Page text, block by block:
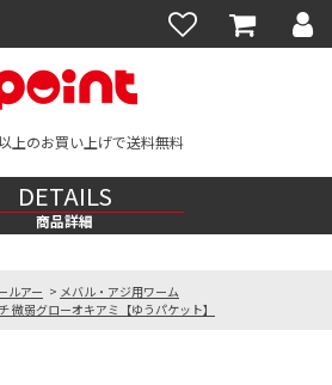
上のお買い上げで送料無料
DETAILS
商品詳細
ルアー > メバル・アジ用ワーム
微弱グローオキアミ【ゆうパケット】